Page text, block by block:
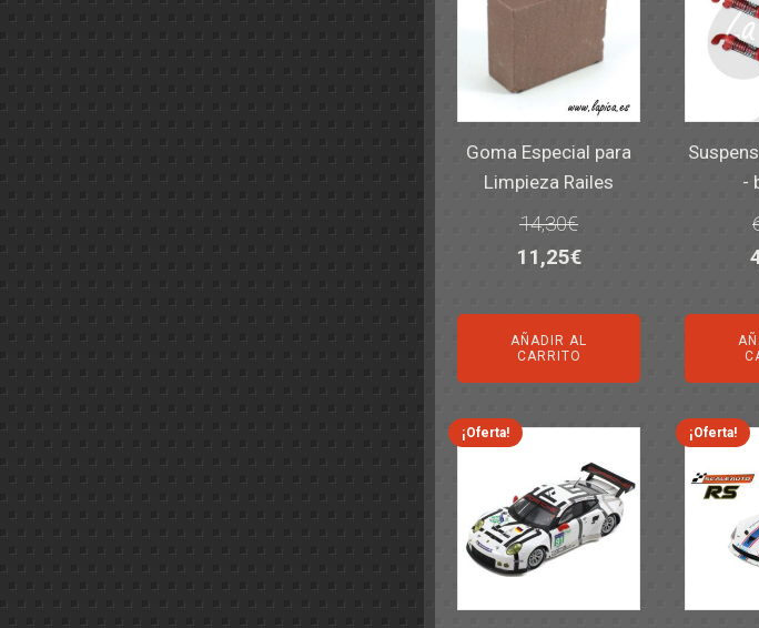
Goma Especial para
Limpieza Railes
14,30€
El
original
era:
14,30€.
11,25€El
actual
11,25€.
AÑADIR AL
CARRITO
-
¡Oferta! ¡Oferta!